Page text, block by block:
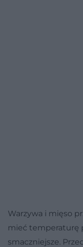
Warzywa i mięso
mieć temperaturę
smaczniejsze.